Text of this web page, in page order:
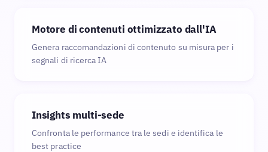
Motore di contenuti ottimizzato dall'IA
Genera raccomandazioni di contenuto su misura per i
segnali di ricerca IA
Insights multi-sede
Confronta le performance tra le sedi e identifica le
best practice